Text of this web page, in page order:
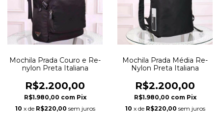
Mochila Prada Couro e Re-
nylon Preta Italiana
R$2.200,00
R$1.980,00 com Pix
10 x de R$220,00 sem juros
Mochila Prada Média Re-
Nylon Preta Italiana
R$2.200,00
R$1.980,00 com Pix
10 x de R$220,00 sem juros